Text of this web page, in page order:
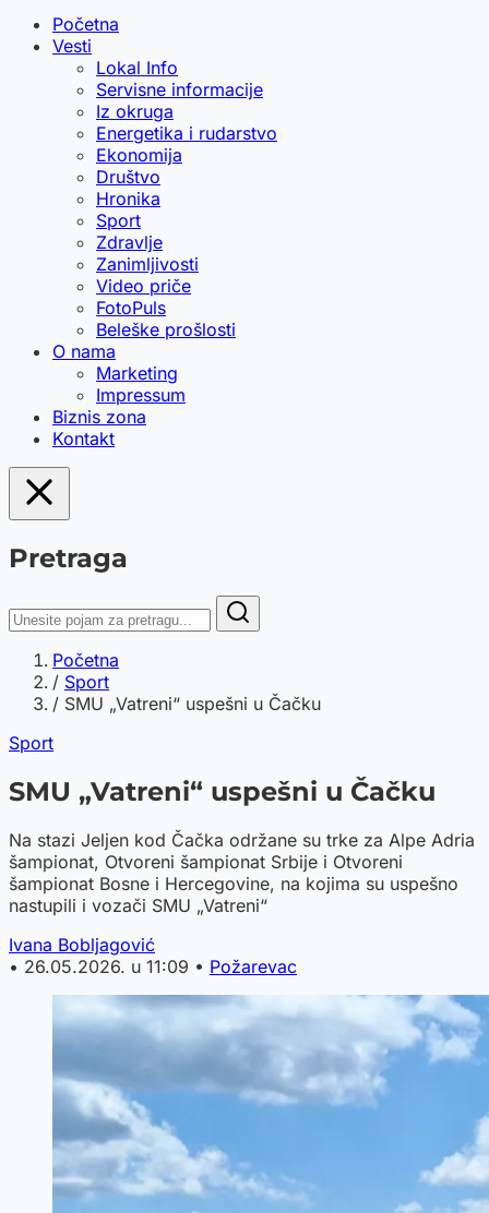
Početna
Vesti
Lokal Info
Servisne informacije
Iz okruga
Energetika i rudarstvo
Ekonomija
Društvo
Hronika
Sport
Zdravlje
Zanimljivosti
Video priče
FotoPuls
Beleške prošlosti
O nama
Marketing
Impressum
Biznis zona
Kontakt
Pretraga
Početna
/ Sport
/ SMU „Vatreni“ uspešni u Čačku
Sport
SMU „Vatreni“ uspešni u Čačku
Na stazi Jeljen kod Čačka održane su trke za Alpe Adria
šampionat, Otvoreni šampionat Srbije i Otvoreni
šampionat Bosne i Hercegovine, na kojima su uspešno
nastupili i vozači SMU „Vatreni“
Ivana Bobljagović
• 26.05.2026. u 11:09 • Požarevac